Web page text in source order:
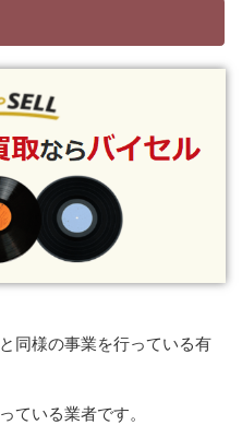
同様の事業を行っている有
ている業者です。